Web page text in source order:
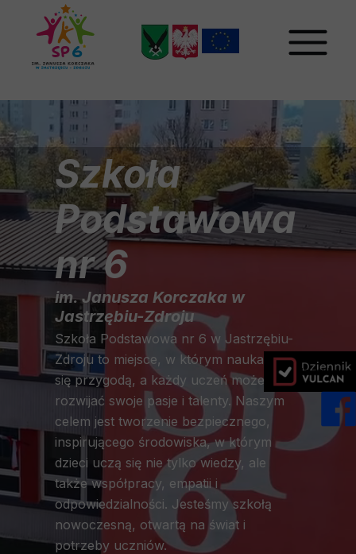
dziennik
im. Janusza Korczaka w
Jastrzębiu-Zdroju
Szkoła
Podstawowa
nr 6
Szkoła Podstawowa nr 6 w Jastrzębiu-
Zdroju to miejsce, w którym nauka staje
się przygodą, a każdy uczeń może
rozwijać swoje pasje i talenty. Naszym
celem jest tworzenie bezpiecznego,
inspirującego środowiska, w którym
dzieci uczą się nie tylko wiedzy, ale
także współpracy, empatii i
odpowiedzialności. Jesteśmy szkołą
nowoczesną, otwartą na świat i
potrzeby uczniów.